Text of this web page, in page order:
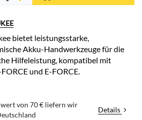
bietet leistungsstarke,
Akku-Handwerkzeuge für die
Hilfeleistung, kompatibel mit
und E-FORCE.
von 70 € liefern wir
Details